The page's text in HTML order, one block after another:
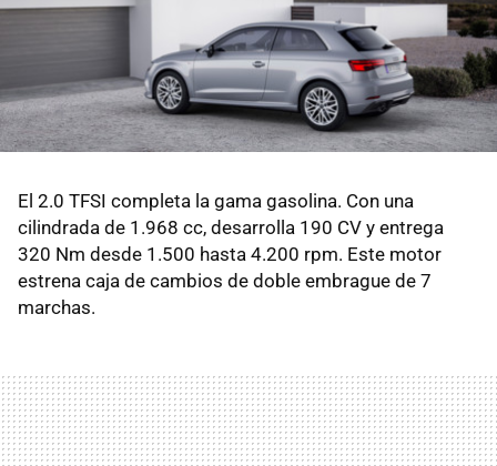
El 2.0 TFSI completa la gama gasolina. Con una
cilindrada de 1.968 cc, desarrolla 190 CV y entrega
320 Nm desde 1.500 hasta 4.200 rpm. Este motor
estrena caja de cambios de doble embrague de 7
marchas.